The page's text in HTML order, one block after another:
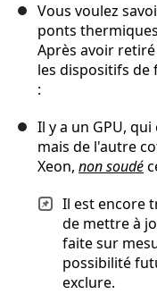
Vous voulez
ponts
Après avoir
les dispositifs de
:
Il y a un GPU,
mais de l'autre
Xeon, non soudé
Il est encore
de mettre à
faite sur
possibilité
exclure.